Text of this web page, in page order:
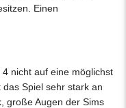
Einen
nicht auf eine möglichst
Spiel sehr stark an
große Augen der Sims